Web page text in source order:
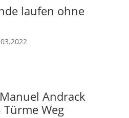
laufen ohne
Andrack
Weg